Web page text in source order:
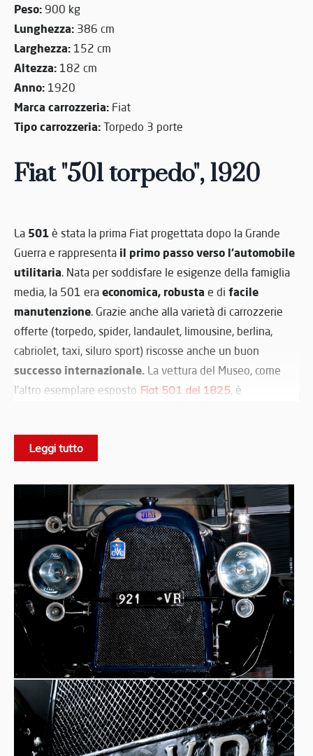
Peso: 900 kg
Lunghezza: 386 cm
Larghezza: 152 cm
Altezza: 182 cm
Anno: 1920
Marca carrozzeria: Fiat
Tipo carrozzeria: Torpedo 3 porte
Fiat "501 torpedo",1920
La 501 è stata la prima Fiat progettata dopo la Grande
Guerra e rappresenta il primo passo verso l'automobile
utilitaria. Nata per soddisfare le esigenze della famiglia
media, la 501 era economica, robusta e di facile
manutenzione. Grazie anche alla varietà di carrozzerie
offerte (torpedo, spider, landaulet, limousine, berlina,
cabriolet, taxi, siluro sport) riscosse anche un buon
successo internazionale. La vettura del Museo, come
l'altro esemplare esposto Fiat 501 del 1825, è
carrozzeria risulta leggermente modificata per allargare il
tre persone. Della collezione fa parte anche unaFiat 501
Superculasse Silvani del 1924.
La targa VR 921, pur essendo originale, non è
sicuramente la prima montata su questo mezzo. Fino al
1927 la targa infatti era solo numerica: le prime due cifre
in rosso, identificavano la provincia, le successive in nero,
il numero progressivo di immatricolazione. Nel 1927
venne introdotto il nuovo sistema alfa-numerico con le
iniziali della provincia, le targhe delle vetture in
circolazione furono ritirate e sostituite con le nuove.
Questa vettura è la classica"Torpedo Blu"cantata da
Giorgio Gabernella celebre canzone: in copertina
compariva infatti unaFiat 509 torpedo.Un modelloFiat
509 spider del 1929è esposto al Museo Nicolis.
Leggi tutto